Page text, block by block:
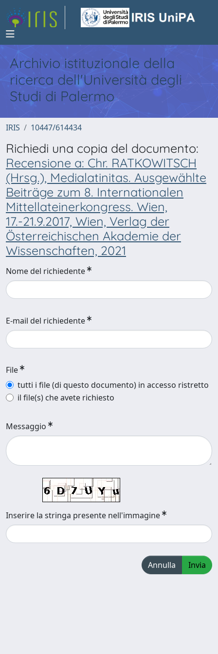
Archivio istituzionale della
ricerca dell'Università degli
Studi di Palermo
IRIS 10447/614434
Richiedi una copia del documento:
Recensione a: Chr. RATKOWITSCH
(Hrsg.), Medialatinitas. Ausgewählte
Beiträge zum 8. Internationalen
Mittellateinerkongress. Wien,
17.-21.9.2017, Wien, Verlag der
Österreichischen Akademie der
Wissenschaften, 2021
Nome del richiedente
E-mail del richiedente
File
tutti i file (di questo documento) in accesso ristretto
il file(s) che avete richiesto
Messaggio
Inserire la stringa presente nell'immagine
Annulla Invia